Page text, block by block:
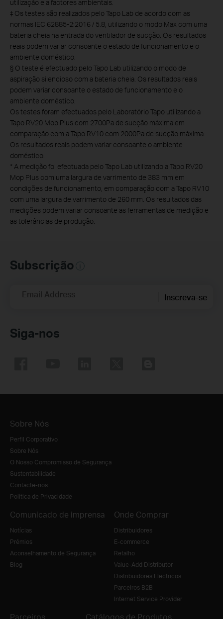
utilização e a factores ambientais.
‡ Os testes são realizados pelo Tapo Lab de acordo com as
normas IEC 62885-2:2016 / 5.8, utilizando o modo Max com uma
bateria cheia na entrada do ventilador de sucção. Os resultados
reais podem variar consoante o estado de funcionamento e o
ambiente doméstico.
§ O teste é efectuado pelo Tapo Lab utilizando o modo de
aspiração silencioso com a bateria cheia. Os resultados reais
podem variar consoante o estado de funcionamento e o
ambiente doméstico.
Os testes foram efectuados pelo Laboratório Tapo utilizando a
Tapo RV20 Mop Plus com 2700Pa de sucção máxima em
comparação com a Tapo RV10 com 2000Pa de sucção máxima.
Os resultados reais podem variar consoante o ambiente
doméstico.
* A medição foi efectuada pelo Tapo Lab utilizando a Tapo RV20
Mop Plus com uma largura de varrimento de 383 mm em
condições de funcionamento, em comparação com a Tapo RV10
com uma largura de varrimento de 260 mm. Os resultados das
medições podem variar consoante as ferramentas de medição e
as tolerâncias de produção.
Subscrição
Email Address Inscreva-se
Siga-nos
Sobre Nós
Perfil Corporativo
Sobre Nós
O Nosso Compromisso de Segurança
Sustentabilidade
Contacte-nos
Política de Privacidade
Comunicado de imprensa
Notícias
Prémios
Aconselhamento de Segurança
Blog
Onde Comprar
Distribuidores
E-commerce
Retalho
Value-Add Distributor
Distribuidores Electricos
Parceiros B2B
Internet Service Provider
Parceiros Catálogos de Produtos